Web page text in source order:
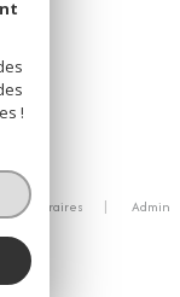
Nos honoraires
Admin
!